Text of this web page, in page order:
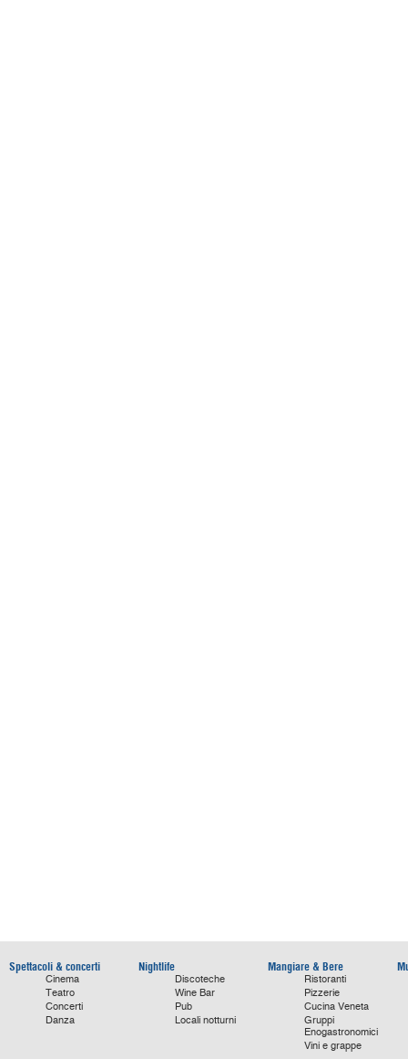
Spettacoli & concerti
Cinema
Teatro
Concerti
Danza
Nightlife
Discoteche
Wine Bar
Pub
Locali notturni
Mangiare & Bere
Ristoranti
Pizzerie
Cucina Veneta
Gruppi
Enogastronomici
Vini e grappe